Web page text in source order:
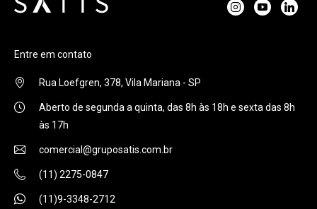
Entre em contato
Rua Loefgren, 378, Vila Mariana - SP
Aberto de segunda a quinta, das 8h às 18h e sexta das 8h
às 17h
comercial@gruposatis.com.br
(11) 2275-0847
(11)9-3348-2712